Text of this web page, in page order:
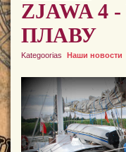
ZJAWA 4
ПЛАВУ
Kategoorias Наши новости